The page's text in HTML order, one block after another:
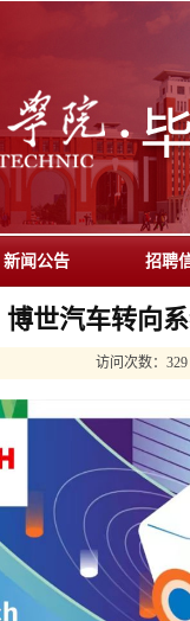
新闻公告 招聘
博世汽车转向
访问次数： 329